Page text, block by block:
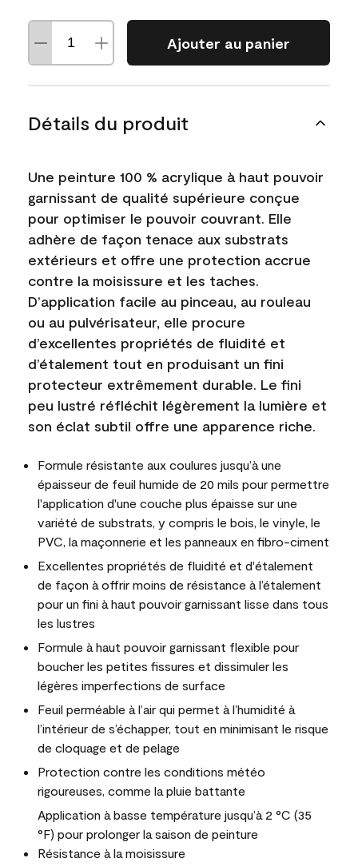
Ajouter au panier
Détails du produit
Une peinture 100 % acrylique à haut pouvoir
garnissant de qualité supérieure conçue
pour optimiser le pouvoir couvrant. Elle
adhère de façon tenace aux substrats
extérieurs et offre une protection accrue
contre la moisissure et les taches.
D’application facile au pinceau, au rouleau
ou au pulvérisateur, elle procure
d’excellentes propriétés de fluidité et
d’étalement tout en produisant un fini
protecteur extrêmement durable. Le fini
peu lustré réfléchit légèrement la lumière et
son éclat subtil offre une apparence riche.
Formule résistante aux coulures jusqu’à une
épaisseur de feuil humide de 20 mils pour permettre
l'application d'une couche plus épaisse sur une
variété de substrats, y compris le bois, le vinyle, le
PVC, la maçonnerie et les panneaux en fibro-ciment
Excellentes propriétés de fluidité et d'étalement
de façon à offrir moins de résistance à l’étalement
pour un fini à haut pouvoir garnissant lisse dans tous
les lustres
Formule à haut pouvoir garnissant flexible pour
boucher les petites fissures et dissimuler les
légères imperfections de surface
Feuil perméable à l’air qui permet à l’humidité à
l’intérieur de s’échapper, tout en minimisant le risque
de cloquage et de pelage
Protection contre les conditions météo
rigoureuses, comme la pluie battante
Application à basse température jusqu’à 2 °C (35
°F) pour prolonger la saison de peinture
Résistance à la moisissure